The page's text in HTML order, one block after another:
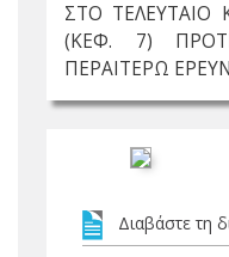
ΣΤΟ ΤΕΛΕΥΤΑΙΟ
(ΚΕΦ. 7)
ΠΕΡΑΙΤΕΡΩ
Διαβάστε τη